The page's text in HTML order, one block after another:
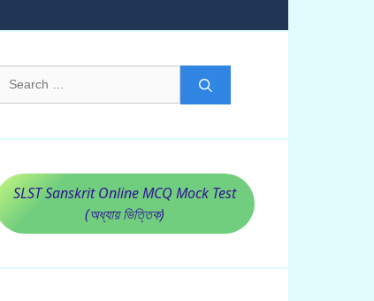
for:
SLST Sanskrit Online MCQ Mock Test
(অধ্যায় ভিত্তিক)